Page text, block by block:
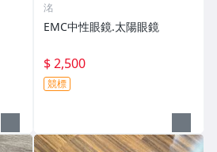
洺
EMC中性眼鏡.太陽眼鏡
$ 2,500
競標